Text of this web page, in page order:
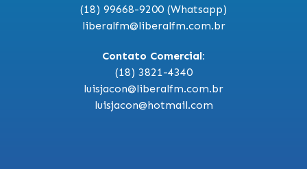
(18) 99668-9200 (Whatsapp)
liberalfm@liberalfm.com.br
Contato Comercial:
(18) 3821-4340
luisjacon@liberalfm.com.br
luisjacon@hotmail.com